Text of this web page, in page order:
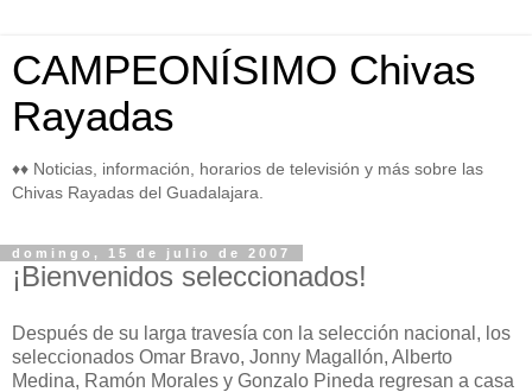
CAMPEONÍSIMO Chivas
Rayadas
♦♦ Noticias, información, horarios de televisión y más sobre las
Chivas Rayadas del Guadalajara.
domingo, 15 de julio de 2007
¡Bienvenidos seleccionados!
Después de su larga travesía con la selección nacional, los
seleccionados Omar Bravo, Jonny Magallón, Alberto
Medina, Ramón Morales y Gonzalo Pineda regresan a casa